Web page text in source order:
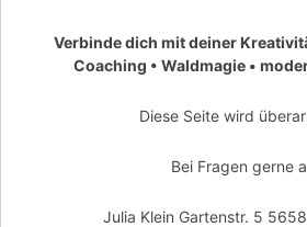
Verbinde dich mit deiner
Coaching • Waldmagie •
Diese Seite wird
Bei Fragen gerne
Julia Klein Gartenstr. 5